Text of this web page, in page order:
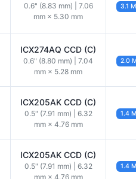
0.6" (8.83 mm) | 7.06
mm × 5.30 mm
3.1
ICX274AQ CCD (C)
0.6" (8.80 mm) | 7.04
mm × 5.28 mm
2.0
ICX205AK CCD (C)
0.5" (7.91 mm) | 6.32
mm × 4.76 mm
1.4
ICX205AK CCD (C)
0.5" (7.91 mm) | 6.32
mm × 4.76 mm
1.4